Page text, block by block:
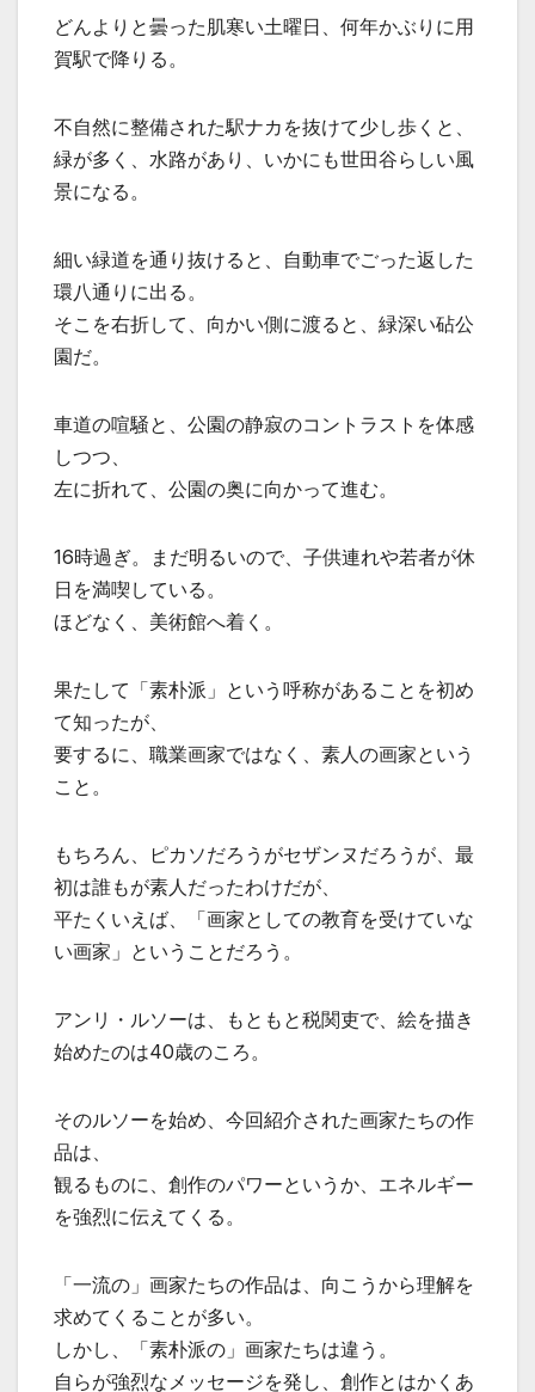
どんよりと曇った肌寒い土曜日、何年かぶりに用
賀駅で降りる。
不自然に整備された駅ナカを抜けて少し歩くと、
緑が多く、水路があり、いかにも世田谷らしい風
景になる。
細い緑道を通り抜けると、自動車でごった返した
環八通りに出る。
そこを右折して、向かい側に渡ると、緑深い砧公
園だ。
車道の喧騒と、公園の静寂のコントラストを体感
しつつ、
左に折れて、公園の奥に向かって進む。
16時過ぎ。まだ明るいので、子供連れや若者が休
日を満喫している。
ほどなく、美術館へ着く。
果たして「素朴派」という呼称があることを初め
て知ったが、
要するに、職業画家ではなく、素人の画家という
こと。
もちろん、ピカソだろうがセザンヌだろうが、最
初は誰もが素人だったわけだが、
平たくいえば、「画家としての教育を受けていな
い画家」ということだろう。
アンリ・ルソーは、もともと税関吏で、絵を描き
始めたのは40歳のころ。
そのルソーを始め、今回紹介された画家たちの作
品は、
観るものに、創作のパワーというか、エネルギー
を強烈に伝えてくる。
「一流の」画家たちの作品は、向こうから理解を
求めてくることが多い。
しかし、「素朴派の」画家たちは違う。
自らが強烈なメッセージを発し、創作とはかくあ